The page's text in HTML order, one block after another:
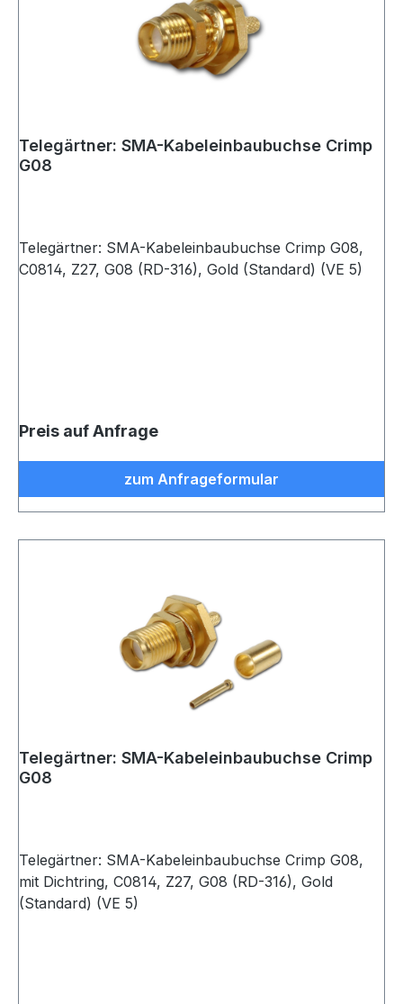
Telegärtner: SMA-Kabeleinbaubuchse Crimp
G08
Telegärtner: SMA-Kabeleinbaubuchse Crimp G08,
C0814, Z27, G08 (RD-316), Gold (Standard) (VE 5)
Preis auf Anfrage
zum Anfrageformular
Telegärtner: SMA-Kabeleinbaubuchse Crimp
G08
Telegärtner: SMA-Kabeleinbaubuchse Crimp G08,
mit Dichtring, C0814, Z27, G08 (RD-316), Gold
(Standard) (VE 5)